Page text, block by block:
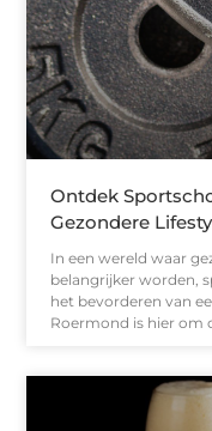
Ontdek
Gezondere
In een wereld waar
belangrijker worden,
het bevorderen van
Roermond is hier om